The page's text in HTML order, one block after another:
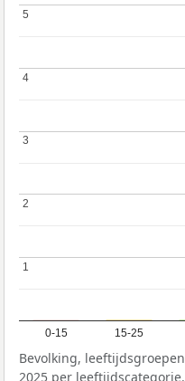
0-15 15-25
1
1
2
2
3
3
4
4
5
5
Bevolking,
2025 per leeftijdscategorie.